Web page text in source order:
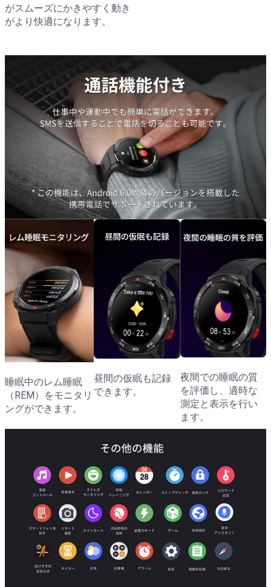
がスムーズにかきやすく動き
がより快適になります。
睡眠中のレム睡眠
（REM）をモニタリ
ングができます。
昼間の仮眠も記録
できます。
夜間での睡眠の質
を評価し、適時な
測定と表示を行い
ます。